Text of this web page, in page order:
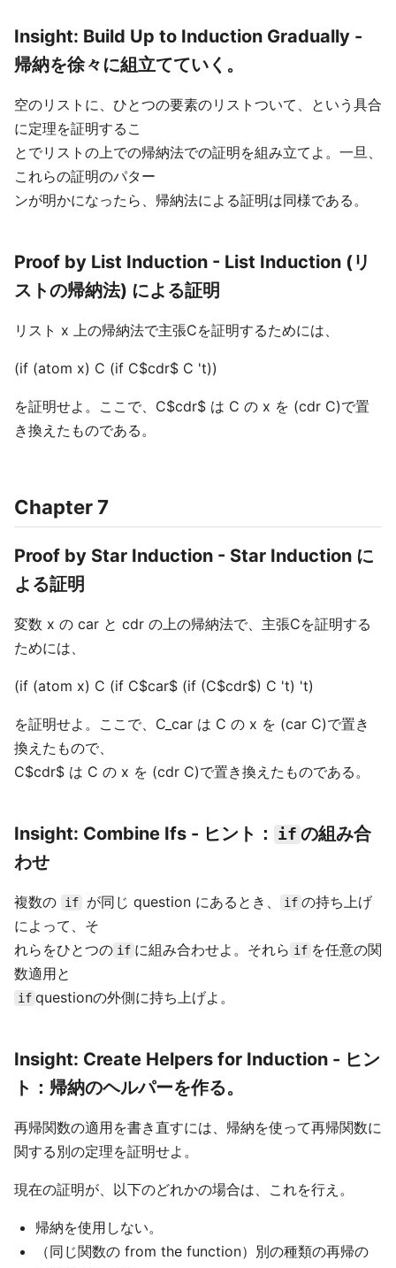
Insight: Build Up to Induction Gradually -
帰納を徐々に組立てていく。
空のリストに、ひとつの要素のリストついて、という具合
に定理を証明するこ
とでリストの上での帰納法での証明を組み立てよ。一旦、
これらの証明のパター
ンが明かになったら、帰納法による証明は同様である。
Proof by List Induction - List Induction (リ
ストの帰納法) による証明
リスト x 上の帰納法で主張Cを証明するためには、
(if (atom x) C (if C$cdr$ C 't))
を証明せよ。ここで、C$cdr$ は C の x を (cdr C)で置
き換えたものである。
Chapter 7
Proof by Star Induction - Star Induction に
よる証明
変数 x の car と cdr の上の帰納法で、主張Cを証明する
ためには、
(if (atom x) C (if C$car$ (if (C$cdr$) C 't) 't)
を証明せよ。ここで、C_car は C の x を (car C)で置き
換えたもので、
C$cdr$ は C の x を (cdr C)で置き換えたものである。
Insight: Combine Ifs - ヒント： if の組み合
わせ
複数の if が同じ question にあるとき、 if の持ち上げ
によって、そ
れらをひとつの if に組み合わせよ。それら if を任意の関
数適用と
if questionの外側に持ち上げよ。
Insight: Create Helpers for Induction - ヒン
ト：帰納のヘルパーを作る。
再帰関数の適用を書き直すには、帰納を使って再帰関数に
関する別の定理を証明せよ。
現在の証明が、以下のどれかの場合は、これを行え。
帰納を使用しない。
（同じ関数の from the function）別の種類の再帰の